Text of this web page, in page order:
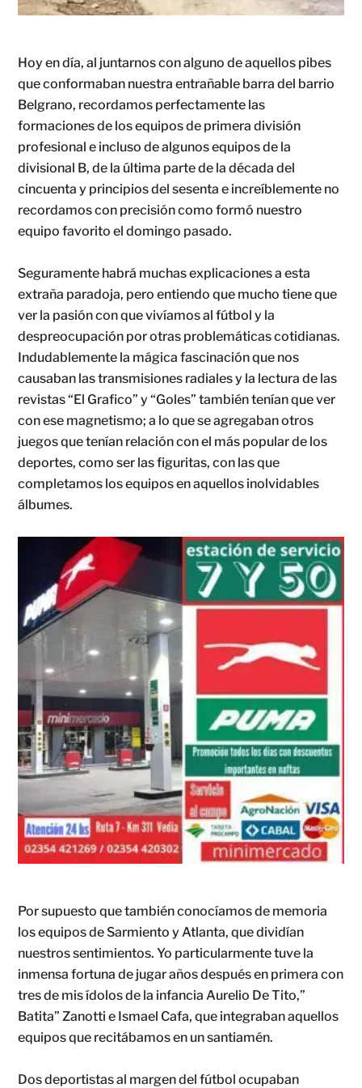
Hoy en día, al juntarnos con alguno de aquellos pibes
que conformaban nuestra entrañable barra del barrio
Belgrano, recordamos perfectamente las
formaciones de los equipos de primera división
profesional e incluso de algunos equipos de la
divisional B, de la última parte de la década del
cincuenta y principios del sesenta e increíblemente no
recordamos con precisión como formó nuestro
equipo favorito el domingo pasado.
Seguramente habrá muchas explicaciones a esta
extraña paradoja, pero entiendo que mucho tiene que
ver la pasión con que vivíamos al fútbol y la
despreocupación por otras problemáticas cotidianas.
Indudablemente la mágica fascinación que nos
causaban las transmisiones radiales y la lectura de las
revistas “El Grafico” y “Goles” también tenían que ver
con ese magnetismo; a lo que se agregaban otros
juegos que tenían relación con el más popular de los
deportes, como ser las figuritas, con las que
completamos los equipos en aquellos inolvidables
álbumes.
Por supuesto que también conocíamos de memoria
los equipos de Sarmiento y Atlanta, que dividían
nuestros sentimientos. Yo particularmente tuve la
inmensa fortuna de jugar años después en primera con
tres de mis ídolos de la infancia Aurelio De Tito,”
Batita” Zanotti e Ismael Cafa, que integraban aquellos
equipos que recitábamos en un santiamén.
Dos deportistas al margen del fútbol ocupaban